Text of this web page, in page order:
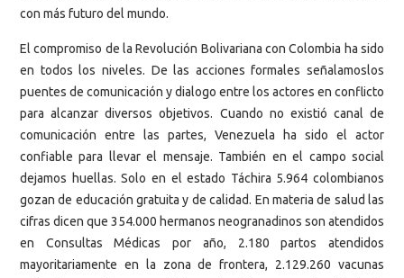
con más futuro del mundo.
El compromiso de la Revolución Bolivariana con Colombia ha sido
en todos los niveles. De las acciones formales señalamoslos
puentes de comunicación y dialogo entre los actores en conflicto
para alcanzar diversos objetivos. Cuando no existió canal de
comunicación entre las partes, Venezuela ha sido el actor
confiable para llevar el mensaje. También en el campo social
dejamos huellas. Solo en el estado Táchira 5.964 colombianos
gozan de educación gratuita y de calidad. En materia de salud las
cifras dicen que 354.000 hermanos neogranadinos son atendidos
en Consultas Médicas por año, 2.180 partos atendidos
mayoritariamente en la zona de frontera, 2.129.260 vacunas